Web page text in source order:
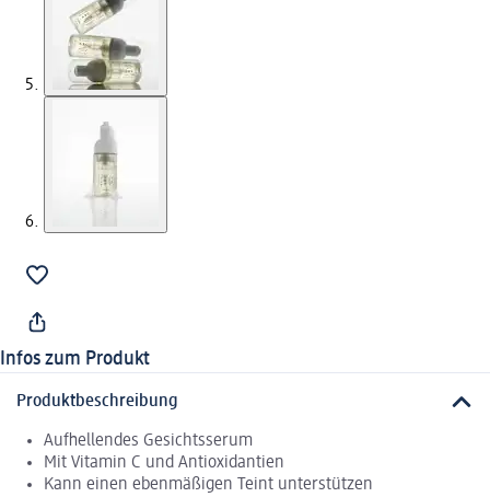
Infos zum Produkt
Produktbeschreibung
Aufhellendes Gesichtsserum
Mit Vitamin C und Antioxidantien
Kann einen ebenmäßigen Teint unterstützen